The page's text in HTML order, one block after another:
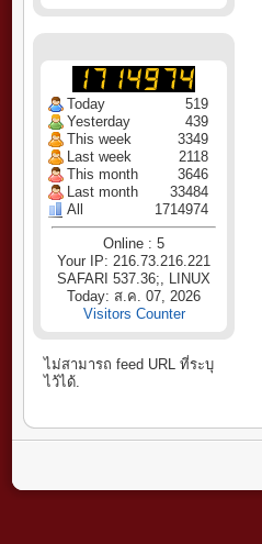
Today
519
Yesterday
439
This week
3349
Last week
2118
This month
3646
Last month
33484
All
1714974
Online : 5
Your IP: 216.73.216.221
SAFARI 537.36;, LINUX
Today: ส.ค. 07, 2026
Visitors Counter
ไม่สามารถ feed URL ที่ระบุ
ไว้ได้.